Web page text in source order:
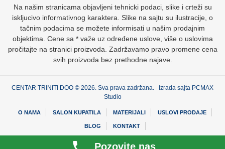
Na našim stranicama objavljeni tehnicki podaci, slike i crteži su
iskljucivo informativnog karaktera. Slike na sajtu su ilustracije, o
tačnim podacima se možete informisati u našim prodajnim
objektima. Cene sa * važe uz određene uslove, više o uslovima
pročitajte na stranici proizvoda. Zadržavamo pravo promene cena
svih proizvoda bez prethodne najave.
CENTAR TRINITI DOO © 2026. Sva prava zadržana. Izrada sajta PCMAX
Studio
O NAMA SALON KUPATILA MATERIJALI USLOVI PRODAJE
BLOG KONTAKT
Pozovite nas